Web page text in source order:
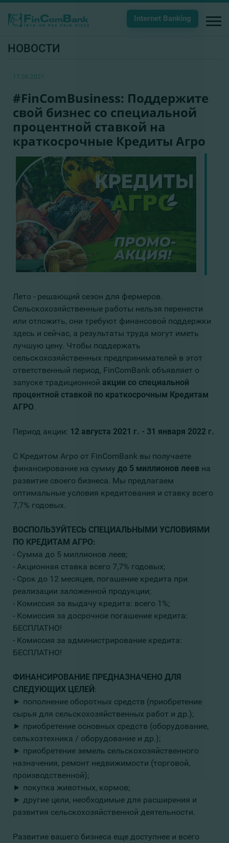
Internet Banking
НОВОСТИ
17.08.2021
#FinComBusiness: Поддержите
свой бизнес со специальной
процентной ставкой на
краткосрочные Кредиты Агро
Лето - решающий сезон для фермеров.
Сельскохозяйственные работы нельзя перенести
или отложить, они требуют финансовой поддержки
здесь и сейчас, а результаты труда могут иметь
лучшую цену. Чтобы поддержать
сельскохозяйственных предпринимателей в этот
ответственный период, FinComBank объявляет о
запуске традиционной акции со специальной
процентной ставкой по краткосрочным Кредитам
АГРО.
Период акции: 12 августа 2021 г. - 31 января 2022 г.
С Кредитом Агро от FinComBank вы получаете
финансирование на сумму до 5 миллионов леев на
развитие своего бизнеса. Мы предлагаем
оптимальные условия кредитования и ставку всего
7,7% годовых.
ВОСПОЛЬЗУЙТЕСЬ СПЕЦИАЛЬНЫМИ УСЛОВИЯМИ
ПО КРЕДИТАМ АГРО:
- Сумма до 5 миллионов леев;
- Акционная ставка всего 7,7% годовых;
- Срок до 12 месяцев, погашение кредита при
реализации заложенной продукции;
- Комиссия за выдачу кредита: всего 1%;
- Комиссия за досрочное погашение кредита:
БЕСПЛАТНО!
- Комиссия за администрирование кредита:
БЕСПЛАТНО!
ФИНАНСИРОВАНИЕ ПРЕДНАЗНАЧЕНО ДЛЯ
СЛЕДУЮЩИХ ЦЕЛЕЙ:
► пополнение оборотных средств (приобретение
сырья для сельскохозяйственных работ и др.);
► приобретение основных средств (оборудование,
сельхозтехника / оборудование и др.);
► приобретение земель сельскохозяйственного
назначения, ремонт недвижимости (торговой,
производственной);
► покупка животных, кормов;
► другие цели, необходимые для расширения и
развития сельскохозяйственной деятельности.
Развитие вашего бизнеса еще доступнее и всего